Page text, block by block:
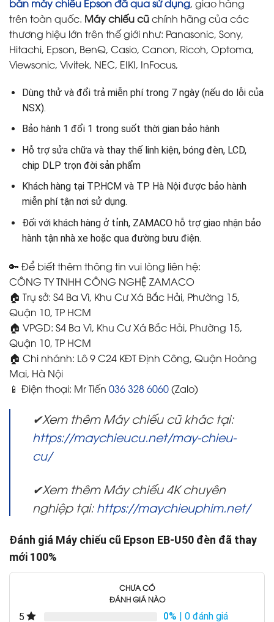
bán máy chiếu Epson đã qua sử dụng, giao hàng
trên toàn quốc. Máy chiếu cũchính hãng của các
thương hiệu lớn trên thế giới như: Panasonic, Sony,
Hitachi, Epson, BenQ, Casio, Canon, Ricoh, Optoma,
Viewsonic, Vivitek, NEC, EIKI, InFocus,
Dùng thử và đổi trả miễn phí trong 7 ngày (nếu do lỗi của
NSX).
Bảo hành 1 đổi 1 trong suốt thời gian bảo hành
Hỗ trợ sửa chữa và thay thế linh kiện, bóng đèn, LCD,
chip DLP trọn đời sản phẩm
Khách hàng tại TP.HCM và TP Hà Nội được bảo hành
miễn phí tận nơi sử dụng.
Đối với khách hàng ở tỉnh, ZAMACO hỗ trợ giao nhận bảo
hành tận nhà xe hoặc qua đường bưu điện.
🔑 Để biết thêm thông tin vui lòng liên hệ:
CÔNG TY TNHH CÔNG NGHỆ ZAMACO
🏠 Trụ sở: S4 Ba Vì, Khu Cư Xá Bắc Hải, Phường 15,
Quận 10, TP HCM
🏠 VPGD: S4 Ba Vì, Khu Cư Xá Bắc Hải, Phường 15,
Quận 10, TP HCM
🏠 Chi nhánh: Lô 9 C24 KĐT Định Công, Quận Hoàng
Mai, Hà Nội
📱 Điện thoại: Mr Tiến 036 328 6060(Zalo)
✔Xem thêm Máy chiếu cũ khác tại:
https://maychieucu.net/may-chieu-
cu/
✔Xem thêm Máy chiếu 4K chuyên
nghiệp tại:https://maychieuphim.net/
Đánh giá Máy chiếu cũ Epson EB-U50 đèn đã thay
mới 100%
CHƯA CÓ
ĐÁNH GIÁ NÀO
5 0% | 0 đánh giá